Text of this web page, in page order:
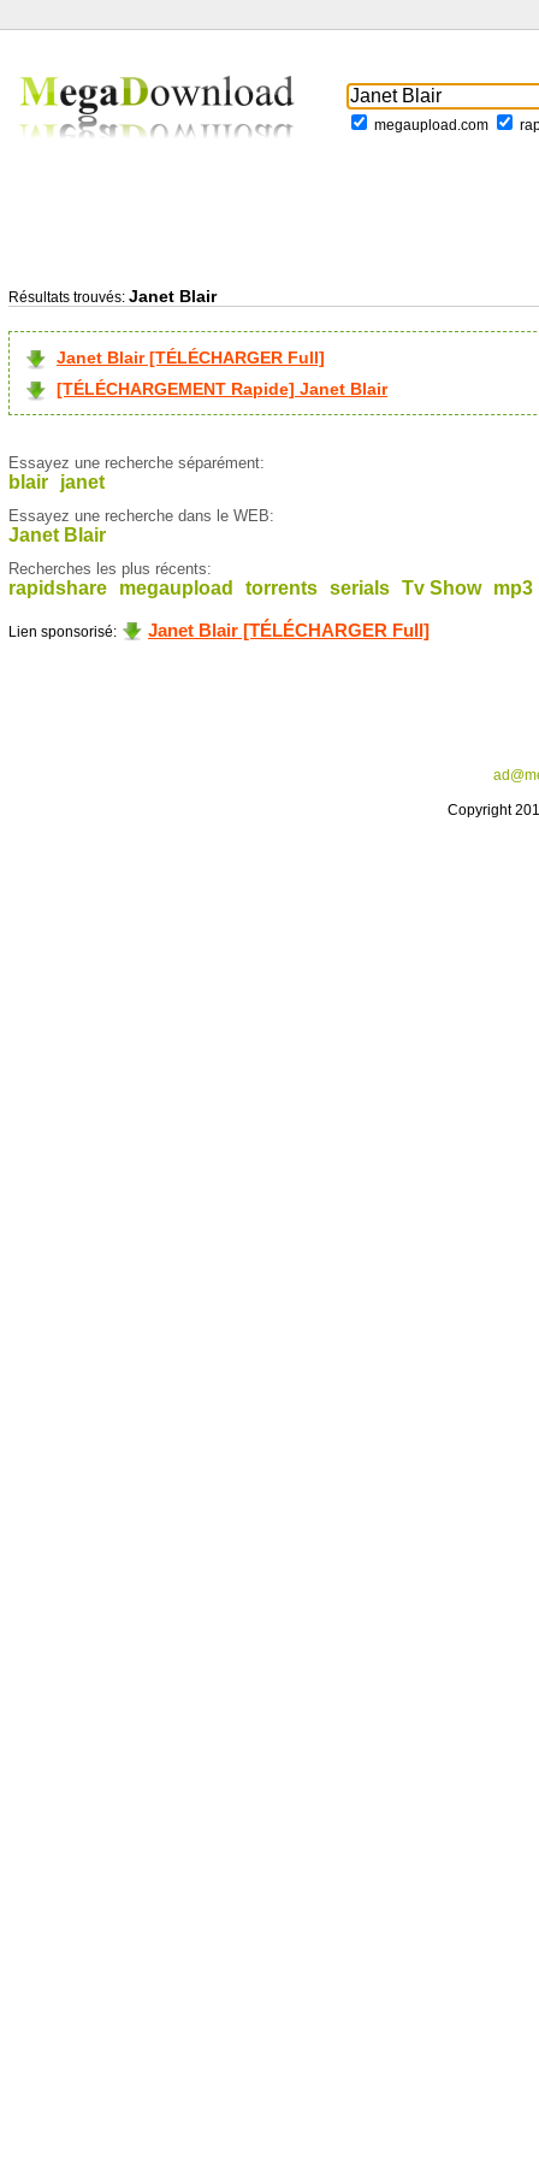
megaupload.com
Résultats trouvés: Janet Blair
Janet Blair [TÉLÉCHARGER Full]
[TÉLÉCHARGEMENT Rapide] Janet Blair
Essayez une recherche séparément:
blair janet
Essayez une recherche dans le WEB:
Janet Blair
Recherches les plus récents:
rapidshare megaupload torrents serials Tv Show mp3
Lien sponsorisé: Janet Blair [TÉLÉCHARGER Full]
Copyright